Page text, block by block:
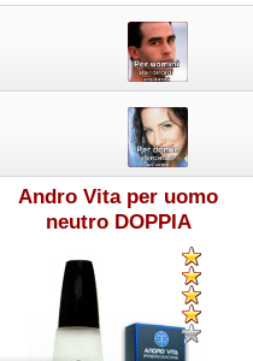
Andro Vita per uomo
neutro DOPPIA
CONCENTRAZIONE Edizio